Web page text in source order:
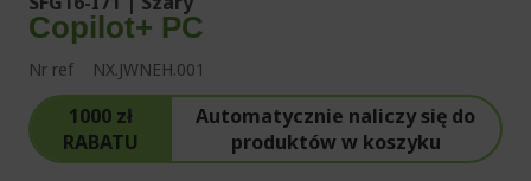
Copilot+ PC
Nr ref NX.JWNEH.001
1000 zł
RABATU
Automatycznie naliczy się do
produktów w koszyku